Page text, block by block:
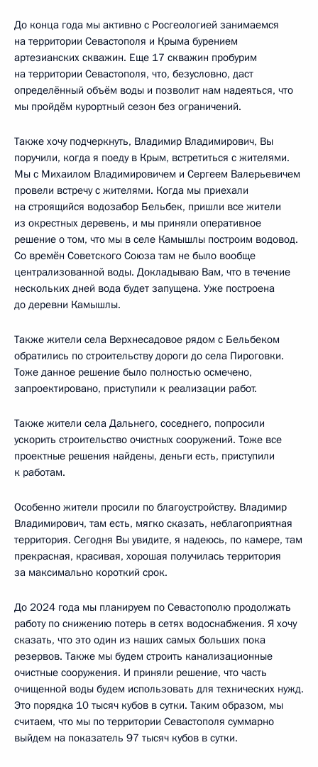
До конца года мы активно с Росгеологией занимаемся
на территории Севастополя и Крыма бурением
артезианских скважин. Еще 17 скважин пробурим
на территории Севастополя, что, безусловно, даст
определённый объём воды и позволит нам надеяться, что
мы пройдём курортный сезон без ограничений.
Также хочу подчеркнуть, Владимир Владимирович, Вы
поручили, когда я поеду в Крым, встретиться с жителями.
Мы с Михаилом Владимировичем и Сергеем Валерьевичем
провели встречу с жителями. Когда мы приехали
на строящийся водозабор Бельбек, пришли все жители
из окрестных деревень, и мы приняли оперативное
решение о том, что мы в селе Камышлы построим водовод.
Со времён Советского Союза там не было вообще
централизованной воды. Докладываю Вам, что в течение
нескольких дней вода будет запущена. Уже построена
до деревни Камышлы.
Также жители села Верхнесадовое рядом с Бельбеком
обратились по строительству дороги до села Пироговки.
Тоже данное решение было полностью осмечено,
запроектировано, приступили к реализации работ.
Также жители села Дальнего, соседнего, попросили
ускорить строительство очистных сооружений. Тоже все
проектные решения найдены, деньги есть, приступили
к работам.
Особенно жители просили по благоустройству. Владимир
Владимирович, там есть, мягко сказать, неблагоприятная
территория. Сегодня Вы увидите, я надеюсь, по камере, там
прекрасная, красивая, хорошая получилась территория
за максимально короткий срок.
До 2024 года мы планируем по Севастополю продолжать
работу по снижению потерь в сетях водоснабжения. Я хочу
сказать, что это один из наших самых больших пока
резервов. Также мы будем строить канализационные
очистные сооружения. И приняли решение, что часть
очищенной воды будем использовать для технических нужд.
Это порядка 10 тысяч кубов в сутки. Таким образом, мы
считаем, что мы по территории Севастополя суммарно
выйдем на показатель 97 тысяч кубов в сутки.